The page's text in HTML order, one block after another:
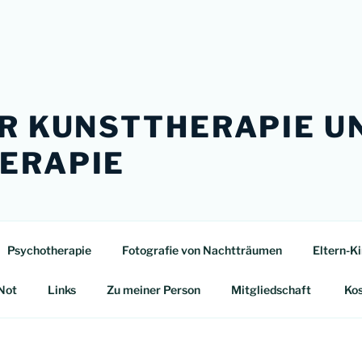
KUNSTTHERAPIE
Psychotherapie Fotografie von Nachtträumen Eltern-
Links Zu meiner Person Mitgliedschaft